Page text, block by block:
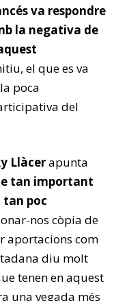
va respondre
la negativa de
el que es va
poca
del
Llàcerapunta
tan important
tan poc
nos còpia de
aportacions com
diu molt
tenen en aquest
una vegada més